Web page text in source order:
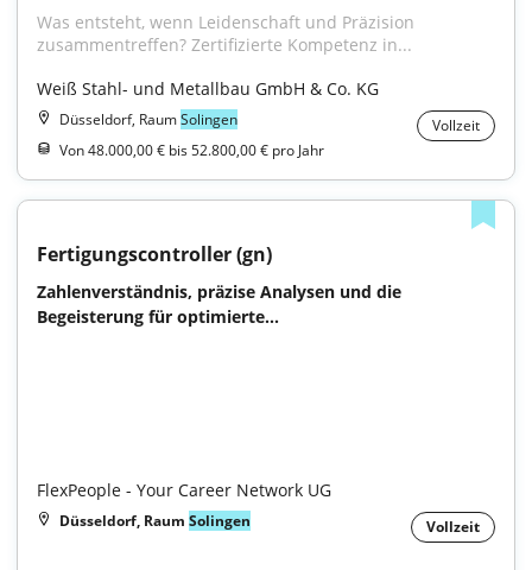
Was entsteht, wenn Leidenschaft und Präzision
zusammentreffen? Zertifizierte Kompetenz in...
Weiß Stahl- und Metallbau GmbH & Co. KG
Düsseldorf, RaumSolingen
Vollzeit
Von 48.000,00 € bis 52.800,00 € pro Jahr
Fertigungscontroller (gn)
Zahlenverständnis, präzise Analysen und die
Begeisterung für optimierte...
FlexPeople - Your Career Network UG
Düsseldorf, Raum Solingen Vollzeit